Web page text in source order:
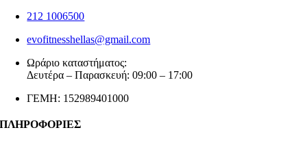
212 1006500
evofitnesshellas@gmail.com
Ωράριο καταστήματος:
Δευτέρα – Παρασκευή: 09:00 – 17:00
ΓΕΜΗ: 152989401000
ΠΛΗΡΟΦΟΡΙΕΣ